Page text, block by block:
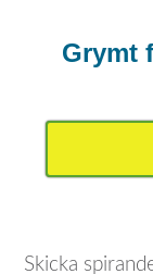
Grymt
Skicka